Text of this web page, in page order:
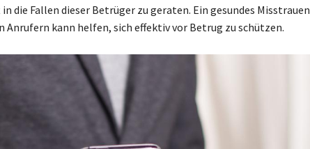
die Fallen dieser Betrüger zu geraten. Ein gesundes Misstrauen
Anrufern kann helfen, sich effektiv vor Betrug zu schützen.